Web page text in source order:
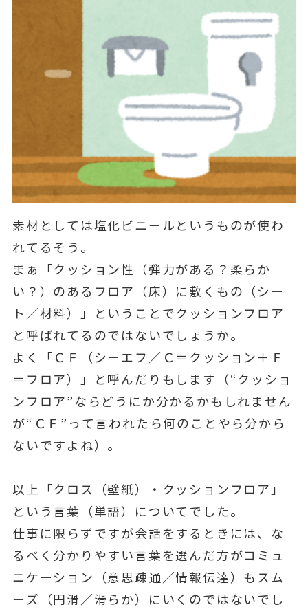
素材としては塩化ビニールというものが使わ
れてるそう。
まぁ「クッション性（弾力がある？柔らか
い？）のあるフロア（床）に敷くもの（シー
ト／材料）」ということでクッションフロア
と呼ばれてるのではないでしょうか。
よく「ＣＦ（シーエフ／Ｃ＝クッション＋Ｆ
＝フロア）」と呼んだりもします（“クッショ
ンフロア”ならどうにか分かるかもしれません
が“ＣＦ”って言われたら何のことやら分から
ないですよね）。
以上「クロス（壁紙）・クッションフロア」
という言葉（単語）についてでした。
仕事に限らずですが会話をするときには、な
るべく分かりやすい言葉を選んだ方がコミュ
ニケーション（意思疎通／情報伝達）もスム
ーズ（円滑／滑らか）にいくのではないでし